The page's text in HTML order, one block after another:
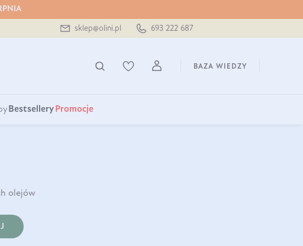
sklep@olini.pl 693 222 687
BAZA WIEDZY
Bestsellery Promocje
olejów